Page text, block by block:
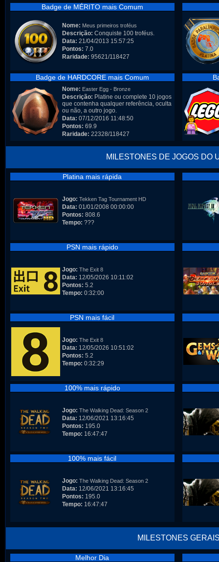
Badge de MÉRITO mais Comum
Nome: Meus primeiros troféus
Descrição: Conquiste 100 troféus.
Data: 21/04/2013 15:57:25
Pontos: 7.0
Raridade: 95621/118427
Badge de HARDCORE mais Comum
Nome: Easter Egg - Bronze
Descrição: Platine ou complete 10 jogos
que contenha qualquer referência, oculta
ou não, a outro jogo.
Data: 07/12/2016 11:48:50
Pontos: 69.9
Raridade: 22328/118427
MILESTONES DE JOGOS DO
Platina mais rápida
Jogo: Tekken Tag Tournament HD
Data: 01/01/2008 00:00:00
Pontos: 808.6
Tempo: ???
PSN mais rápido
Jogo: The Exit 8
Data: 12/05/2026 10:11:02
Pontos: 5.2
Tempo: 0:32:00
PSN mais fácil
Jogo: The Exit 8
Data: 12/05/2026 10:51:02
Pontos: 5.2
Tempo: 0:32:29
100% mais rápido
Jogo: The Walking Dead: Season 2
Data: 12/06/2021 13:16:45
Pontos: 195.0
Tempo: 16:47:47
100% mais fácil
Jogo: The Walking Dead: Season 2
Data: 12/06/2021 13:16:45
Pontos: 195.0
Tempo: 16:47:47
MILESTONES
Melhor Dia